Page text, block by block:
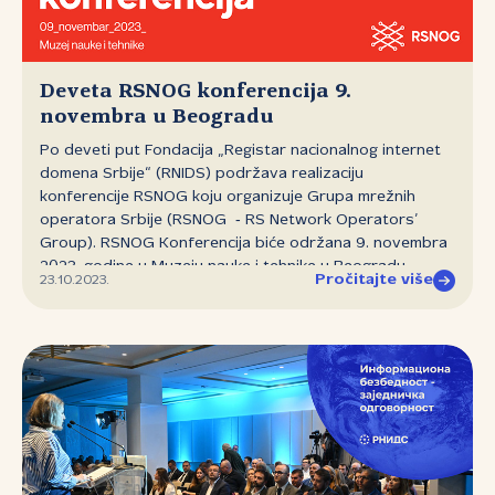
Deveta RSNOG konferencija 9.
novembra u Beogradu
Po deveti put Fondacija „Registar nacionalnog internet
domena Srbije“ (RNIDS) podržava realizaciju
konferencije RSNOG koju organizuje Grupa mrežnih
operatora Srbije (RSNOG ‑ RS Network Operators’
Group). RSNOG Konferencija biće održana 9. novembra
2023. godine u Muzeju nauke i tehnike u Beogradu.
Konferencija će okupiti domaće i inostrane stručnjake
Uvodno predavanje o upotrebi DNS sistema za
podizanje nivoa bezbednosti mreža operatora održaće
Andronikos Kirjaku iz kompanije Whalebone, nakon čega
će biti reči o najčešćim problemima koji se javljaju u
mrežama srpskih internet operatora iz perspektive
SOX‑a, kao najveće domaće tačke razmene internet
23.10.2023. Pročitajte više